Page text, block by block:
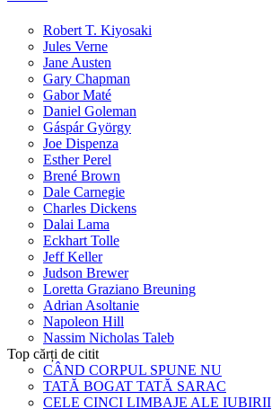
Robert T. Kiyosaki
Jules Verne
Jane Austen
Gary Chapman
Gabor Maté
Daniel Goleman
Gáspár György
Joe Dispenza
Esther Perel
Brené Brown
Dale Carnegie
Charles Dickens
Dalai Lama
Eckhart Tolle
Jeff Keller
Judson Brewer
Loretta Graziano Breuning
Adrian Asoltanie
Napoleon Hill
Nassim Nicholas Taleb
Top cărți de citit
CÂND CORPUL SPUNE NU
TATĂ BOGAT TATĂ SARAC
CELE CINCI LIMBAJE ALE IUBIRII